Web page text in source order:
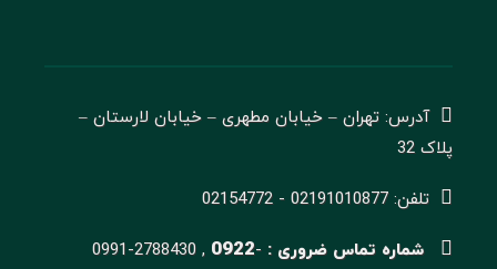
آدرس: تهران – خیابان مطهری – خیابان لارستان –
پلاک 32
تلفن: 02191010877 - 02154772
شماره تماس ضروری : 0991-2788430 , 0922-